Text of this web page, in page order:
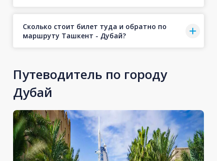
Сколько стоит билет туда и обратно по
маршруту Ташкент - Дубай?
Путеводитель по городу
Дубай